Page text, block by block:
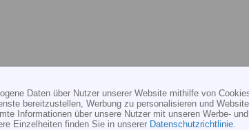
HILFE KONTAKT
Daten über Nutzer unserer Website mithilfe von
bereitzustellen, Werbung zu personalisieren und
Informationen über unsere Nutzer mit unseren Werbe-
Einzelheiten finden Sie in unserer Datenschutzrichtlinie